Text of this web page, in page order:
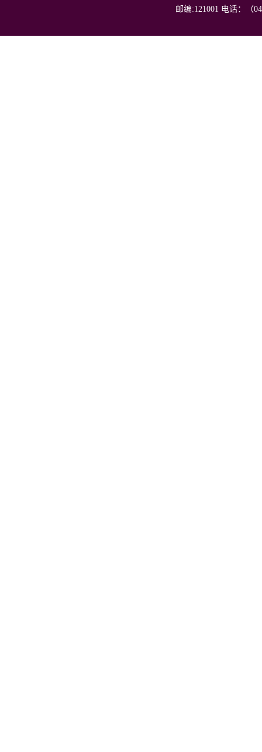
邮编:121001 电话：（